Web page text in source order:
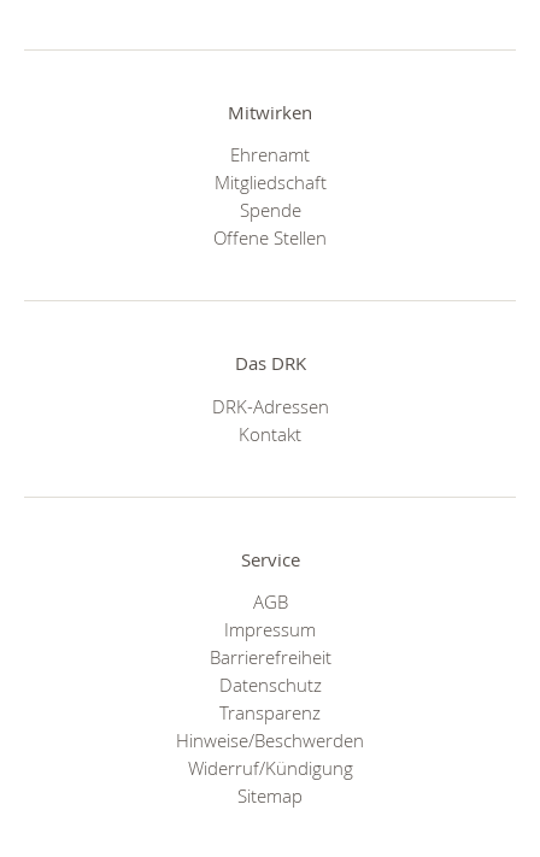
Mitwirken
Ehrenamt
Mitgliedschaft
Spende
Offene Stellen
Das DRK
DRK-Adressen
Kontakt
Service
AGB
Impressum
Barrierefreiheit
Datenschutz
Transparenz
Hinweise/Beschwerden
Widerruf/Kündigung
Sitemap